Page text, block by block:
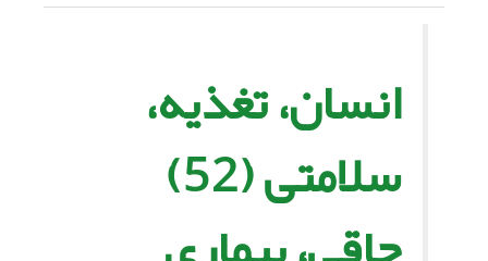
انسان، تغذیه،
سلامتى (52)